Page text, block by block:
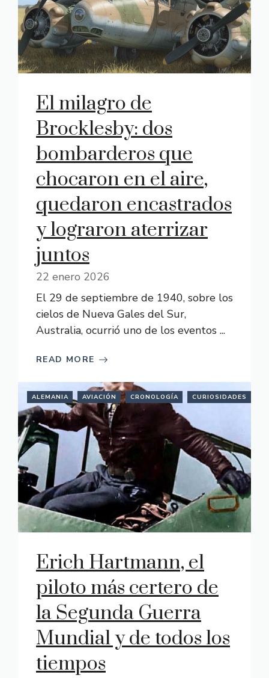
El milagro de
Brocklesby: dos
bombarderos que
chocaron en el aire,
quedaron encastrados
y lograron aterrizar
juntos
22 enero 2026
El 29 de septiembre de 1940, sobre los
cielos de Nueva Gales del Sur,
Australia, ocurrió uno de los eventos ...
READ MORE
ALEMANIA AVIACIÓN CRONOLOGÍA
CURIOSIDADES
Erich Hartmann, el
piloto más certero de
la Segunda Guerra
Mundial y de todos los
tiempos